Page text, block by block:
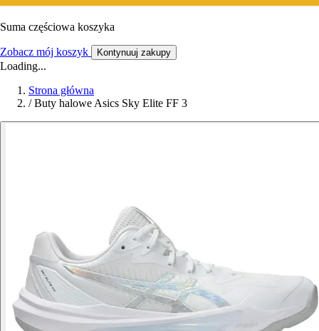
Suma częściowa koszyka
Zobacz mój koszyk Kontynuuj zakupy
Loading...
Strona główna
/ Buty halowe Asics Sky Elite FF 3